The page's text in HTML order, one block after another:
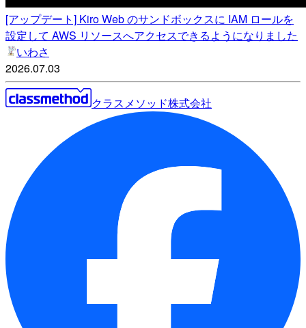
[アップデート] Kiro Web のサンドボックスに IAM ロールを
設定して AWS リソースへアクセスできるようになりました
いわさ
2026.07.03
クラスメソッド株式会社